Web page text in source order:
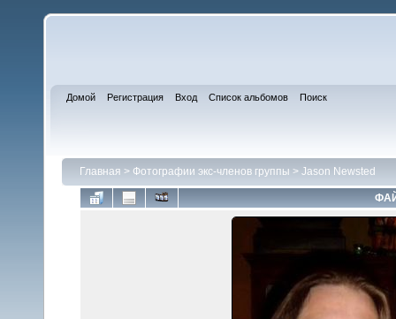
Домой Регистрация Вход Список альбомов Поиск
Главная > Фотографии экс-членов группы > Jason Newsted